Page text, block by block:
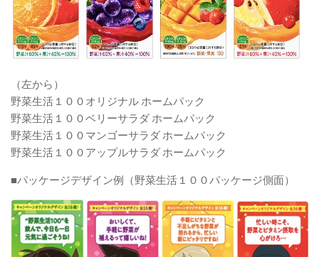
（左から）
野菜生活１００オリジナル ホームパック
野菜生活１００ベリーサラダ ホームパック
野菜生活１００マンゴーサラダ ホームパック
野菜生活１００アップルサラダ ホームパック
■パッケージデザイン例（野菜生活１００パッケージ側面）